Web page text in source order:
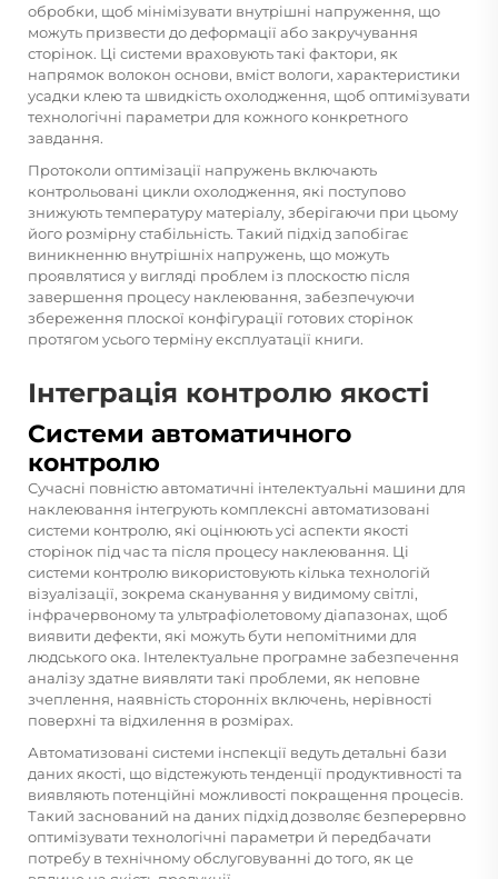
обробки, щоб мінімізувати внутрішні напруження, що
можуть призвести до деформації або закручування
сторінок. Ці системи враховують такі фактори, як
напрямок волокон основи, вміст вологи, характеристики
усадки клею та швидкість охолодження, щоб оптимізувати
технологічні параметри для кожного конкретного
завдання.
Протоколи оптимізації напружень включають
контрольовані цикли охолодження, які поступово
знижують температуру матеріалу, зберігаючи при цьому
його розмірну стабільність. Такий підхід запобігає
виникненню внутрішніх напружень, що можуть
проявлятися у вигляді проблем із плоскостю після
завершення процесу наклеювання, забезпечуючи
збереження плоскої конфігурації готових сторінок
протягом усього терміну експлуатації книги.
Інтеграція контролю якості
Системи автоматичного
контролю
Сучасні повністю автоматичні інтелектуальні машини для
наклеювання інтегрують комплексні автоматизовані
системи контролю, які оцінюють усі аспекти якості
сторінок під час та після процесу наклеювання. Ці
системи контролю використовують кілька технологій
візуалізації, зокрема сканування у видимому світлі,
інфрачервоному та ультрафіолетовому діапазонах, щоб
виявити дефекти, які можуть бути непомітними для
людського ока. Інтелектуальне програмне забезпечення
аналізу здатне виявляти такі проблеми, як неповне
зчеплення, наявність сторонніх включень, нерівності
поверхні та відхилення в розмірах.
Автоматизовані системи інспекції ведуть детальні бази
даних якості, що відстежують тенденції продуктивності та
виявляють потенційні можливості покращення процесів.
Такий заснований на даних підхід дозволяє безперервно
оптимізувати технологічні параметри й передбачати
потребу в технічному обслуговуванні до того, як це